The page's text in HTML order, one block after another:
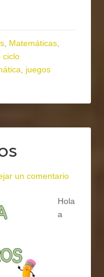
, Matemáticas,
ciclo
, juegos
un comentario
Hola
a